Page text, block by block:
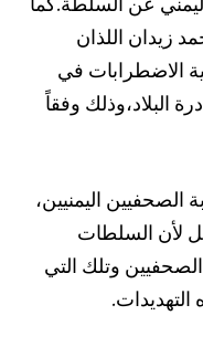
عن السلطة.كما
زيدان اللذان
الاضطرابات في
البلاد،وذلك وفقاً
الصحفيين اليمنيين،
لأن السلطات
وتلك التي